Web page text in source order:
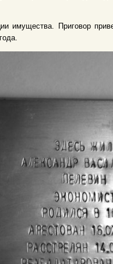
имущества. Приговор